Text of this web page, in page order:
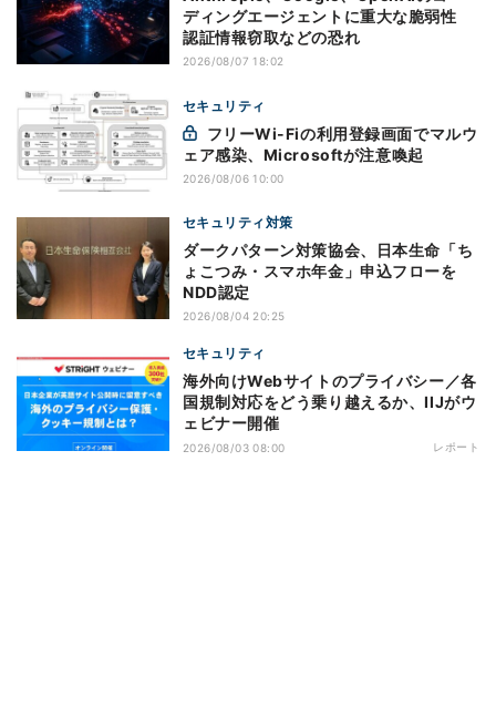
ディングエージェントに重大な脆弱性
認証情報窃取などの恐れ
2026/08/07 18:02
セキュリティ
ェア感染、Microsoftが注意喚起
2026/08/06 10:00
セキュリティ対策
ダークパターン対策協会、日本生命「ち
ょこつみ・スマホ年金」申込フローを
NDD認定
2026/08/04 20:25
セキュリティ
海外向けWebサイトのプライバシー／各
国規制対応をどう乗り越えるか、IIJがウ
ェビナー開催
2026/08/03 08:00 レポート